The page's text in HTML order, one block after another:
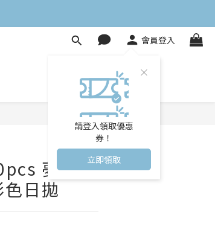
會員登入
請登入領取優惠
券！
立即領取
夢幻迷
日拋
立即購買